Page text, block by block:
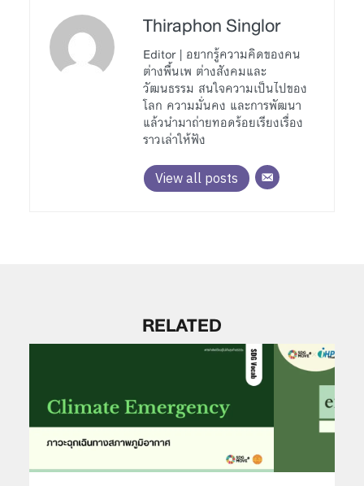
Thiraphon Singlor
Editor | อยากรู้ความคิดของคน
ต่างพื้นเพ ต่างสังคมและ
วัฒนธรรม สนใจความเป็นไปของ
โลก ความมั่นคง และการพัฒนา
แล้วนำมาถ่ายทอดร้อยเรียงเรื่อง
ราวเล่าให้ฟัง
View all posts
RELATED